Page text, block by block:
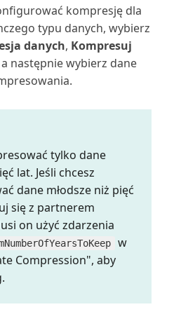
wydatków
lub
w różnych
i
i
testowego
ról
(raport
specyfikacja
kompresję dla
typu danych, wybierz
danych, Kompresuj
następnie wybierz dane
tylko dane
lat. Jeśli chcesz
dane młodsze niż pięć
się z partnerem
on użyć zdarzenia
w
Compression", aby